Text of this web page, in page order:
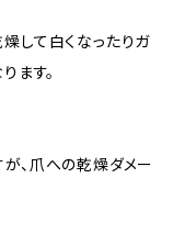
して白くなったりガ
ます。
、爪への乾燥ダメー